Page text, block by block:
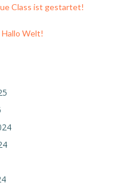
Class ist gestartet!
Hallo Welt!